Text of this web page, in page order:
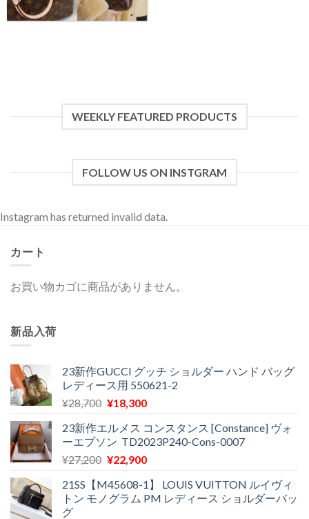
WEEKLY FEATURED PRODUCTS
FOLLOW US ON INSTGRAM
Instagram has returned invalid data.
カート
お買い物カゴに商品がありません。
新品入荷
23新作GUCCI グッチ ショルダー ハンド バッグ
レディース用 550621-2
¥28,700 元
価
格
は
で
し
¥18,300現
の
価
格
¥18,300
で
23新作エルメス コンスタンス [Constance] ヴォ
ーエプソン TD2023P240-Cons-0007
¥27,200 元
価
格
¥22,900現
の
価
21SS【M45608-1】 LOUIS VUITTON ルイヴィ
トン モノグラム PM レディース ショルダーバッ
グ